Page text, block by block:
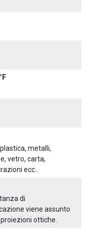
metalli,
vetro, carta,
ecc..
di
viene assunto
ottiche.